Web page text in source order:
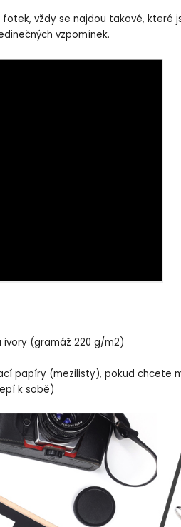
vždy se najdou takové,
vzpomínek.
(gramáž 220 g/m2)
papíry (mezilisty), pokud
k sobě)